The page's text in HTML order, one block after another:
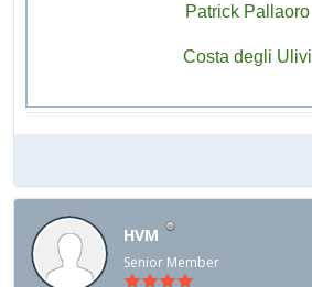
Patrick Pallaoro
Costa degli Ulivi
HVM
Senior Member